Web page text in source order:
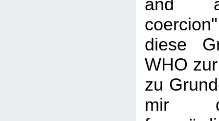
and
diese
WHO
zu
mir